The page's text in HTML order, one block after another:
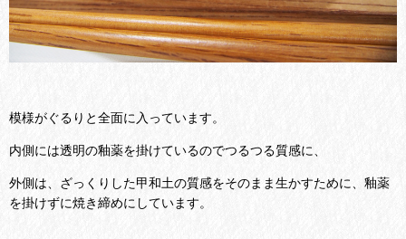
模様がぐるりと全面に入っています。
内側には透明の釉薬を掛けているのでつるつる質感に、
外側は、ざっくりした甲和土の質感をそのまま生かすために、釉薬
を掛けずに焼き締めにしています。